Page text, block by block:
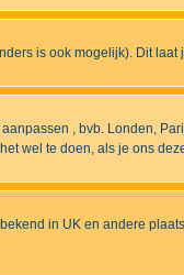
is ook mogelijk). Dit
, bvb. Londen,
wel te doen, als je ons
in UK en andere